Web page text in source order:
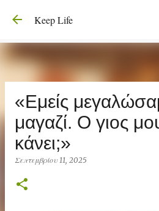
Μετάβαση στο κύριο
Keep Life
«Εμείς
μαγαζί. Ο γιoς
κάνει;»
Σεπτεμβρίου 11, 2025